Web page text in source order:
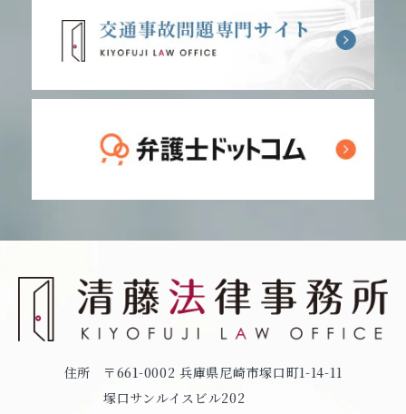
住所
〒661-0002 兵庫県尼崎市塚口町1-14-11
塚口サンルイスビル202